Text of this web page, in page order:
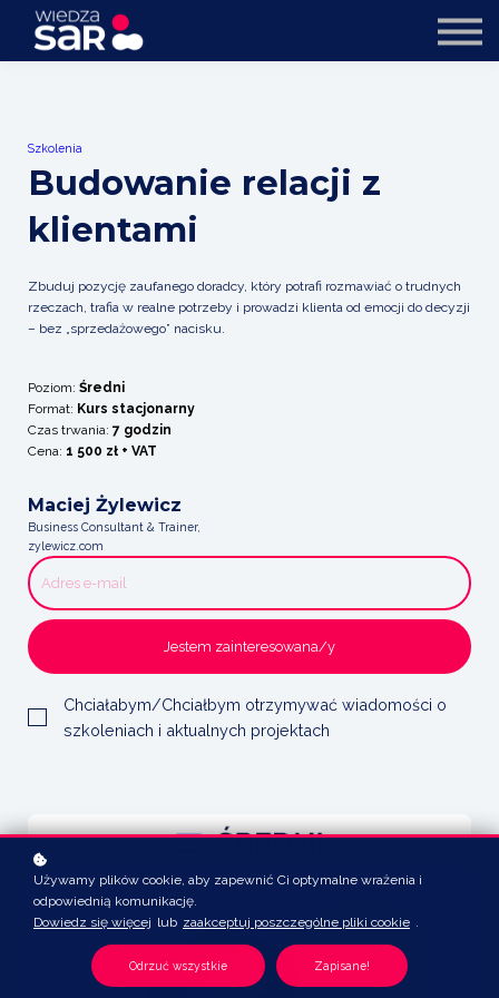
Szkolenia
Budowanie relacji z
klientami
Zbuduj pozycję zaufanego doradcy, który potrafi rozmawiać o trudnych
rzeczach, trafia w realne potrzeby i prowadzi klienta od emocji do decyzji
– bez „sprzedażowego” nacisku.
Poziom: Średni
Format: Kurs stacjonarny
Czas trwania: 7 godzin
Cena: 1 500 zł + VAT
Maciej Żylewicz
Business Consultant & Trainer,
zylewicz.com
Jestem zainteresowana/y
Chciałabym/Chciałbym otrzymywać wiadomości o
szkoleniach i aktualnych projektach
Używamy plików cookie, aby zapewnić Ci optymalne wrażenia i
odpowiednią komunikację.
Dowiedz się więcej lub zaakceptuj poszczególne pliki cookie .
Odrzuć wszystkie Zapisane!